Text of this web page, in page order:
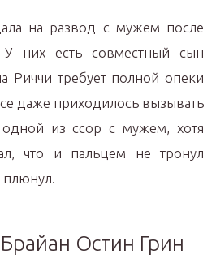
на развод с мужем после
У них есть совместный сын
Риччи требует полной опеки
даже приходилось вызывать
из ссор с мужем, хотя
что и пальцем не тронул
плюнул.
Остин Грин